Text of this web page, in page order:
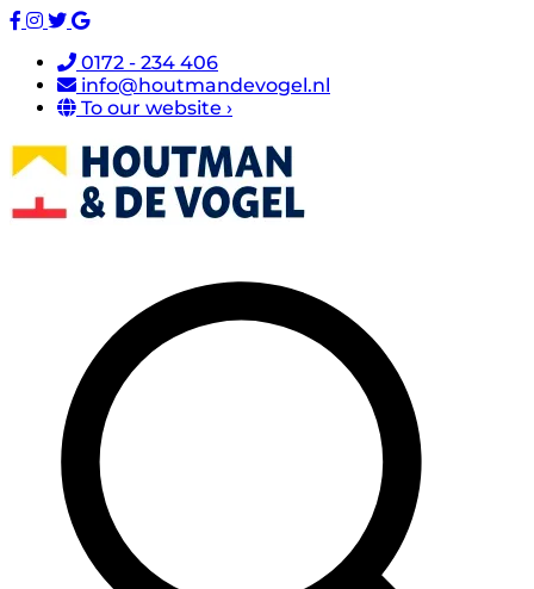
0172 - 234 406
info@houtmandevogel.nl
To our website ›